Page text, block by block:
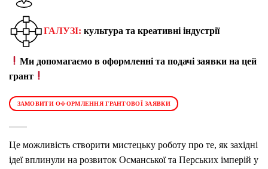
ГАЛУЗІ: культура та креативні індустрії
Ми допомагаємо в оформленні та подачі заявки на цей
грант
ЗАМОВИТИ ОФОРМЛЕННЯ ГРАНТОВОЇ ЗАЯВКИ
Це можливість створити мистецьку роботу про те, як західні
ідеї вплинули на розвиток Османської та Перських імперій у